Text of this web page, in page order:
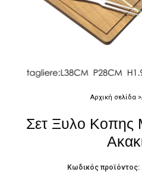
Αρχική σελίδα
Σετ Ξυλο Κοπης
Κωδικός προϊόντος: